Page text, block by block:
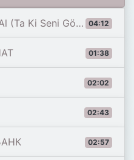
04:12
[Beni Al Afro House Remix]
01:38
02:02
02:43
02:57